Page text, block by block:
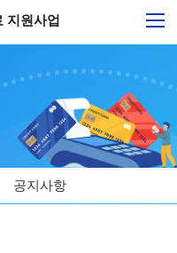
지원사업
공지사항